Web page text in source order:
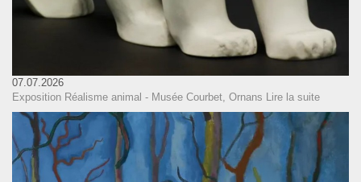
07.07.2026
Exposition Réalisme animal - Musée Courbet, Ornans Lire la suite